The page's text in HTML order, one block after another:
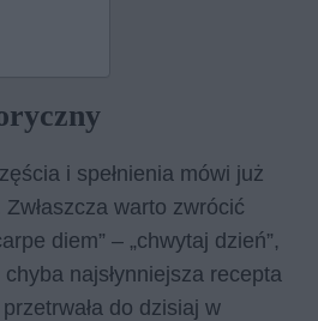
i spełnienia mówi już
warto zwrócić
diem” – „chwytaj dzień”,
najsłynniejsza recepta
do dzisiaj w